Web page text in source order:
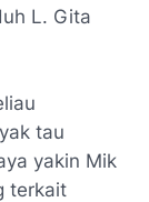
L. Gita
tau
yakin Mik
terkait